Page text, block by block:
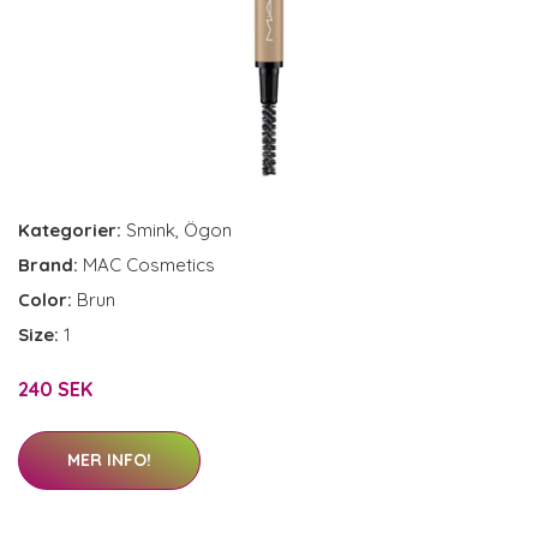
Kategorier: Smink, Ögon
Brand: MAC Cosmetics
Color: Brun
Size: 1
240 SEK
MER INFO!